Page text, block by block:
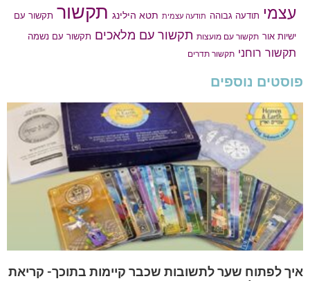
עצמי תודעה גבוהה תודעה עצמית תטא הילינג תקשור תקשור עם
ישיות אור תקשור עם מועצות תקשור עם מלאכים תקשור עם נשמה
תקשור רוחני תקשור תדרים
פוסטים נוספים
איך לפתוח שער לתשובות שכבר קיימות בתוכך- קריאת